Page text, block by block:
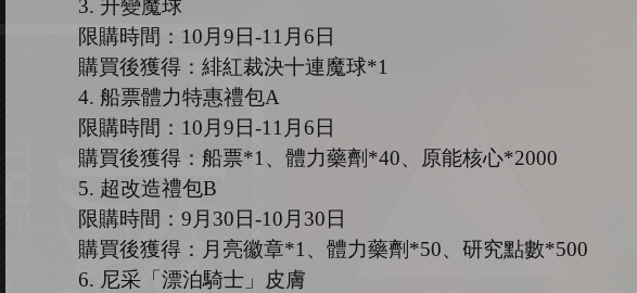
3. 升變魔球
限購時間： 10月 9 日-11月 6 日
購買後獲得：緋紅裁決十連魔球*1
4. 船票體力特惠禮包A
限購時間： 10月 9 日-11月 6 日
購買後獲得：船票*1、體力藥劑*40、原能核心*2000
5. 超改造禮包B
限購時間： 9月 30 日-10月 30 日
購買後獲得：月亮徽章*1、體力藥劑*50、研究點數*500
6. 尼采「漂泊騎士」皮膚